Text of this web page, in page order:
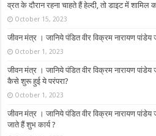
व्रत के दौरान रहना चाहते हैं हेल्दी, तो डाइट में
October 15, 2023
जीवन मंत्र । जानिये पंडित वीर विक्रम नारायण पांडेय
October 1, 2023
जीवन मंत्र । जानिये पंडित वीर विक्रम नारायण
कैसे शुरू हुई ये परंपरा?
October 1, 2023
जीवन मंत्र । जानिये पंडित वीर विक्रम नारायण पांडेय
जाते हैं शुभ कार्य ?